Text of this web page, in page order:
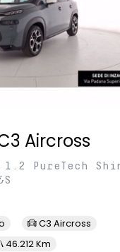
Aircross
PureTech
C3 Aircross
46.212 Km